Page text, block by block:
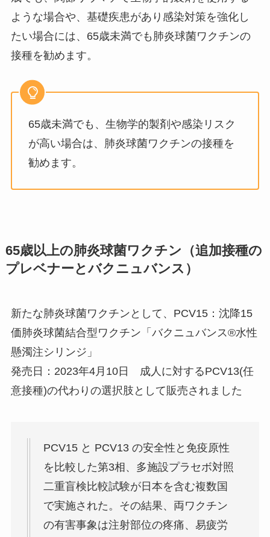
ような場合や、基礎疾患があり感染対策を強化し
たい場合には、65歳未満でも肺炎球菌ワクチンの
接種を勧めます。
65歳未満でも、生物学的製剤や感染リスク
が高い場合は、肺炎球菌ワクチンの接種を
勧めます。
65歳以上の肺炎球菌ワクチン（追加接種の
プレベナーとバクニュバンス）
新たな肺炎球菌ワクチンとして、PCV15：沈降15
価肺炎球菌結合型ワクチン「バクニュバンス®水性
懸濁注シリンジ」
発売日：2023年4月10日 成人に対するPCV13(任
意接種)の代わりの選択肢として販売されました
PCV15 と PCV13 の安全性と免疫原性
を比較した第3相、多施設プラセボ対照
二重盲検比較試験が日本を含む複数国
で実施された。その結果、両ワクチン
の有害事象は注射部位の疼痛、易疲労